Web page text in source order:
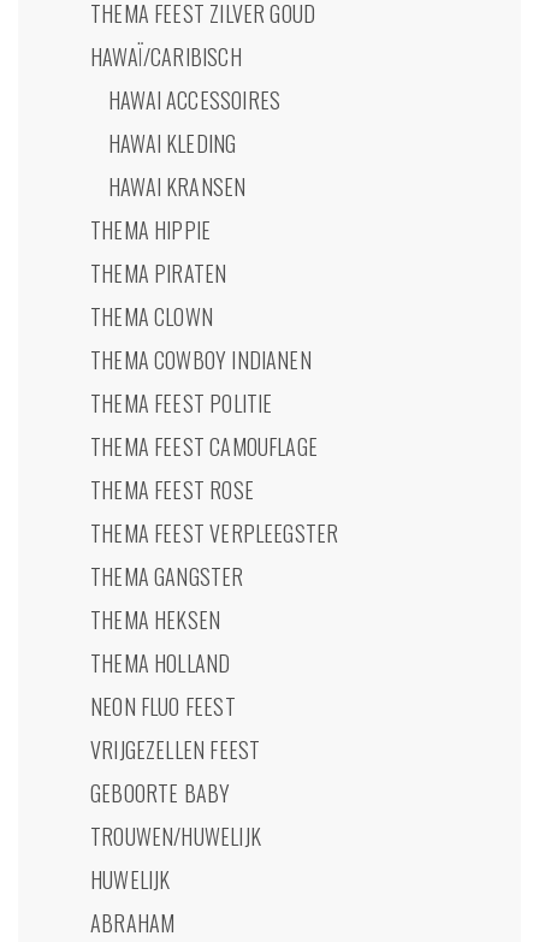
THEMA FEEST ZILVER GOUD
HAWAÏ/CARIBISCH
HAWAI ACCESSOIRES
HAWAI KLEDING
HAWAI KRANSEN
THEMA HIPPIE
THEMA PIRATEN
THEMA CLOWN
THEMA COWBOY INDIANEN
THEMA FEEST POLITIE
THEMA FEEST CAMOUFLAGE
THEMA FEEST ROSE
THEMA FEEST VERPLEEGSTER
THEMA GANGSTER
THEMA HEKSEN
THEMA HOLLAND
NEON FLUO FEEST
VRIJGEZELLEN FEEST
GEBOORTE BABY
TROUWEN/HUWELIJK
HUWELIJK
ABRAHAM